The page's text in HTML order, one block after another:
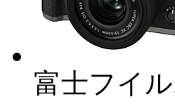
富士フイ